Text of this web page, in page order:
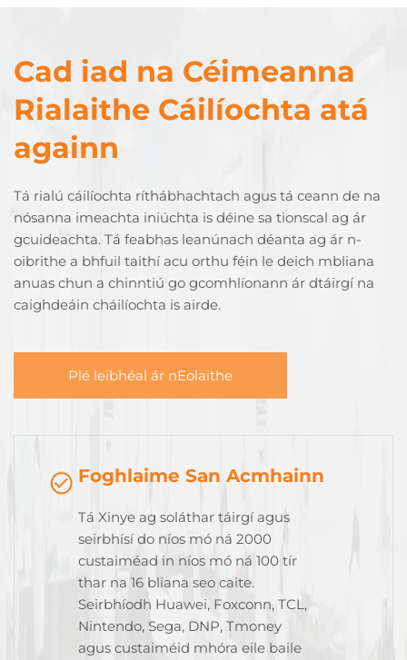
Cad iad na Céimeanna
Rialaithe Cáilíochta atá
againn
Tá rialú cáilíochta ríthábhachtach agus tá ceann de na
nósanna imeachta iniúchta is déine sa tionscal ag ár
gcuideachta. Tá feabhas leanúnach déanta ag ár n-
oibrithe a bhfuil taithí acu orthu féin le deich mbliana
anuas chun a chinntiú go gcomhlíonann ár dtáirgí na
caighdeáin cháilíochta is airde.
Plé leibhéal ár nEolaithe
Foghlaime San Acmhainn
Tá Xinye ag soláthar táirgí agus
seirbhísí do níos mó ná 2000
custaiméad in níos mó ná 100 tír
thar na 16 bliana seo caite.
Seirbhíodh Huawei, Foxconn, TCL,
Nintendo, Sega, DNP, Tmoney
agus custaiméid mhóra eile baile